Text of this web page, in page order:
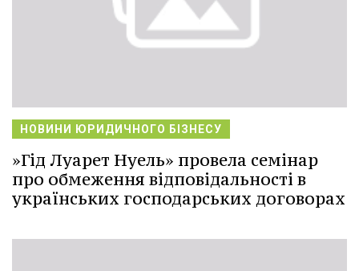
НОВИНИ ЮРИДИЧНОГО БІЗНЕСУ
»Гід Луарет Нуель» провела семінар
про обмеження відповідальності в
українських господарських договорах